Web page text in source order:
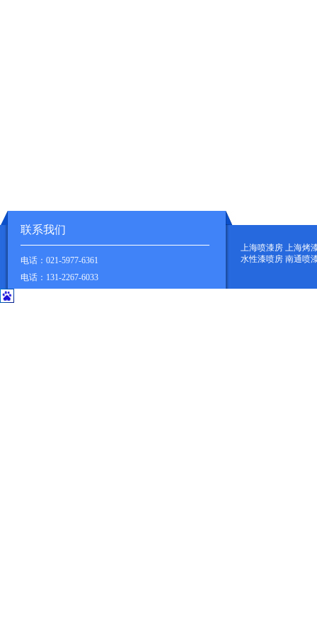
联系我们
电话：021-5977-6361
电话：131-2267-6033
上海喷漆房 上海烤
水性漆喷房 南通喷